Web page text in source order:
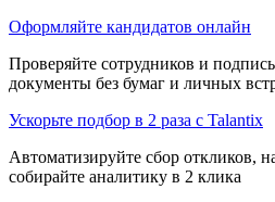
Оформляйте кандидатов онлайн
Проверяйте сотрудников и
документы без бумаг и личных
Ускорьте подбор в 2 раза с Talantix
Автоматизируйте сбор откликов,
собирайте аналитику в 2 клика